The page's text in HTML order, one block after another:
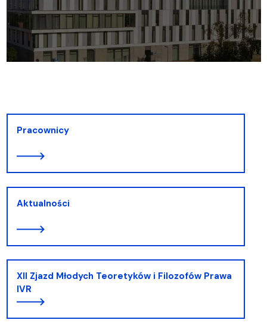
Pracownicy
Aktualności
XII Zjazd Młodych Teoretyków i Filozofów Prawa
IVR